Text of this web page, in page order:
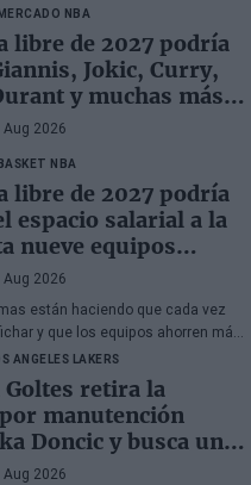
NBA
libre de 2027 podría
Jokic, Curry,
y muchas más
Aug 2026
NBA
libre de 2027 podría
espacio salarial a la
nueve equipos
Aug 2026
están haciendo que cada vez
y que los equipos ahorren más
ANGELES LAKERS
retira la
manutención
Doncic y busca un
Aug 2026